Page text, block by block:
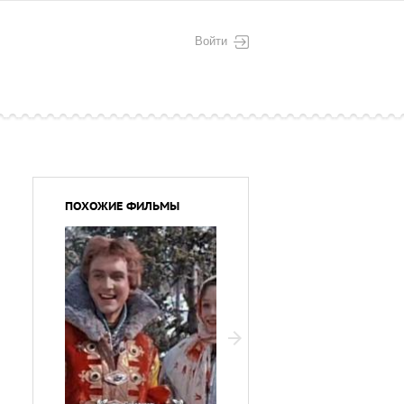
Войти
ПОХОЖИЕ ФИЛЬМЫ